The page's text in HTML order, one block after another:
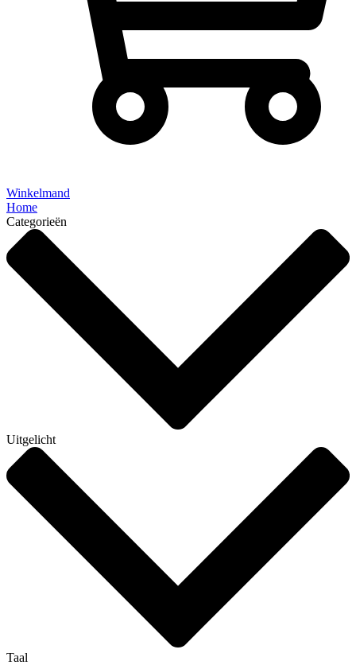
Winkelmand
Home
Categorieën
Uitgelicht
Taal